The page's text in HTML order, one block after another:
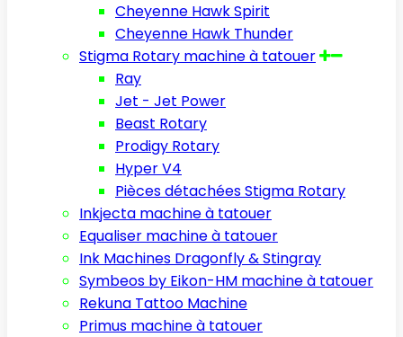
Cheyenne Hawk Spirit
Cheyenne Hawk Thunder
Stigma Rotary machine à tatouer
Ray
Jet - Jet Power
Beast Rotary
Prodigy Rotary
Hyper V4
Pièces détachées Stigma Rotary
Inkjecta machine à tatouer
Equaliser machine à tatouer
Ink Machines Dragonfly & Stingray
Symbeos by Eikon-HM machine à tatouer
Rekuna Tattoo Machine
Primus machine à tatouer